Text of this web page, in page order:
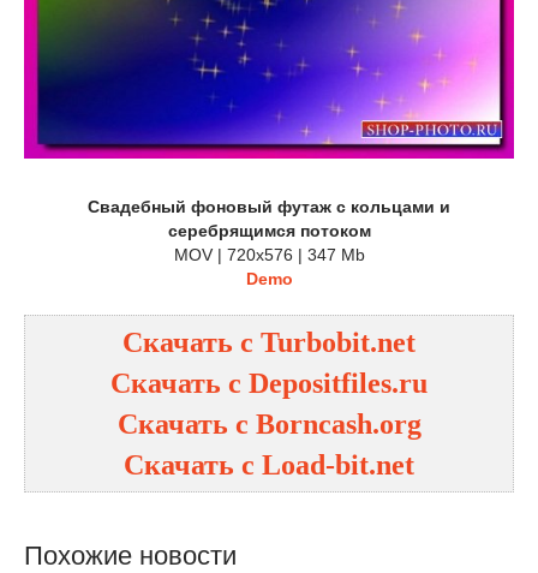
Свадебный фоновый футаж с кольцами и
серебрящимся потоком
MOV | 720x576 | 347 Mb
Demo
Скачать с Turbobit.net
Скачать с Depositfiles.ru
Скачать с Borncash.org
Скачать с Load-bit.net
Похожие новости